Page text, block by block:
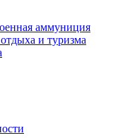
аммуниция
и туризма